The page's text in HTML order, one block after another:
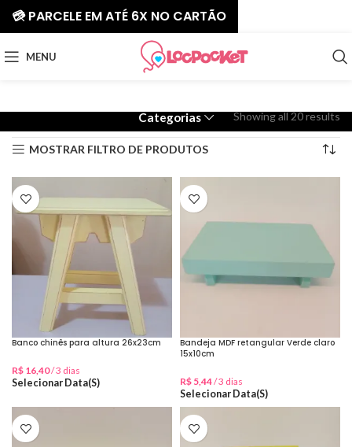
MENU
Categorias Showing all 20 results
MOSTRAR FILTRO DE PRODUTOS
Banco chinês para altura 26x23cm
R$ 16,40/ 3 dias
Selecionar Data(s)
Bandeja MDF retangular Verde claro
15x10cm
R$ 5,44/ 3 dias
Selecionar Data(s)
💳 PARCELE EM ATÉ 6X NO CARTÃO